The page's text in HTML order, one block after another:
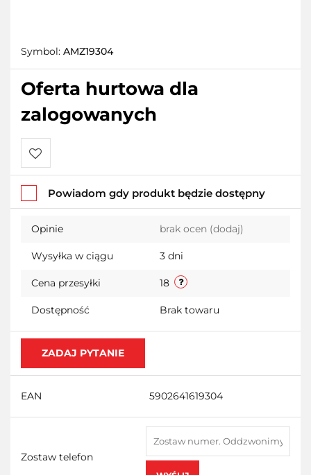
Symbol: AMZ19304
Oferta hurtowa dla
zalogowanych
Do
przechowalni
Powiadom gdy produkt będzie dostępny
Opinie brak ocen (dodaj)
Wysyłka w ciągu 3 dni
Cena przesyłki 18
Dostępność Brak towaru
ZADAJ PYTANIE
EAN 5902641619304
Zostaw telefon